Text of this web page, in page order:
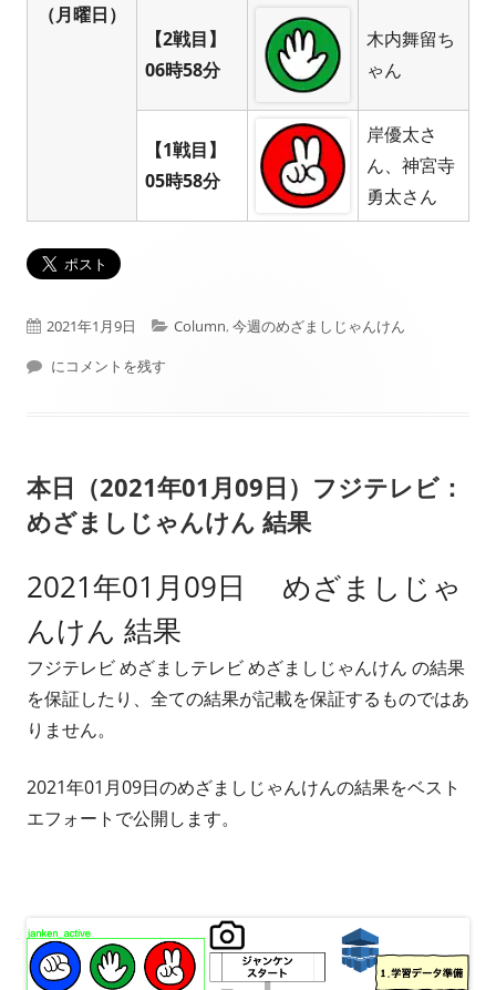
（月曜日）
【2戦目】
06時58分
木内舞留ち
ゃん
【1戦目】
05時58分
岸優太さ
ん、神宮寺
勇太さん
公
開
2021年1月9日
カ
ー
Column, 今週のめざましじゃんけん
2021年01月04日週 フジテレビ： めざましじゃんけん 結果
にコメントを残す
本日（2021年01月09日）フジテレビ：
めざましじゃんけん 結果
2021年01月09日 めざましじゃ
んけん 結果
フジテレビ めざましテレビ めざましじゃんけん の結果
を保証したり、全ての結果が記載を保証するものではあ
りません。
2021年01月09日のめざましじゃんけんの結果をベスト
エフォートで公開します。